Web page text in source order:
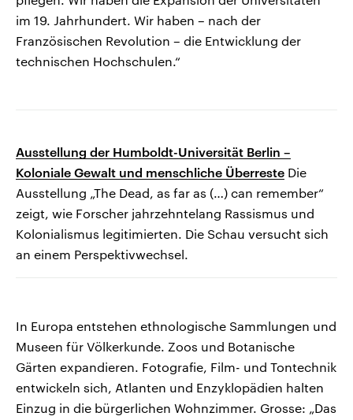
im 19. Jahrhundert. Wir haben – nach der
Französischen Revolution – die Entwicklung der
technischen Hochschulen.“
Ausstellung der Humboldt-Universität Berlin –
Koloniale Gewalt und menschliche Überreste Die
Ausstellung „The Dead, as far as (…) can remember“
zeigt, wie Forscher jahrzehntelang Rassismus und
Kolonialismus legitimierten. Die Schau versucht sich
an einem Perspektivwechsel.
In Europa entstehen ethnologische Sammlungen und
Museen für Völkerkunde. Zoos und Botanische
Gärten expandieren. Fotografie, Film- und Tontechnik
entwickeln sich, Atlanten und Enzyklopädien halten
Einzug in die bürgerlichen Wohnzimmer. Grosse: „Das